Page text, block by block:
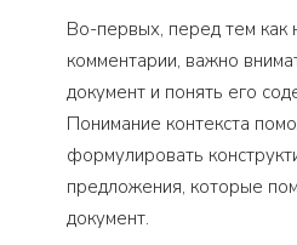
Во-первых, перед тем как
комментарии, важно
документ и понять его
Понимание контекста
формулировать
предложения, которые
документ.